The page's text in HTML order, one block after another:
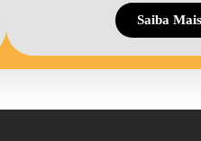
Saiba Mais